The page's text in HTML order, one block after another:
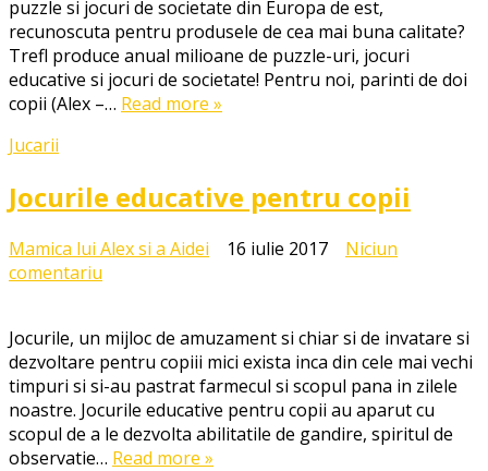
educative
de
la
Trefl
–
de
varstele
puzzle si jocuri de societate din Europa de est,
recunoscuta pentru produsele de cea mai buna calitate?
Trefl produce anual milioane de puzzle-uri, jocuri
educative si jocuri de societate! Pentru noi, parinti de doi
copii (Alex –… Read more »
Jucarii
Jocurile educative pentru copii
Mamica lui Alex si a Aidei 16 iulie 2017
Niciun
comentariu
pentru
copii
Jocurile, un mijloc de amuzament si chiar si de invatare si
dezvoltare pentru copiii mici exista inca din cele mai vechi
timpuri si si-au pastrat farmecul si scopul pana in zilele
noastre. Jocurile educative pentru copii au aparut cu
scopul de a le dezvolta abilitatile de gandire, spiritul de
observatie… Read more »